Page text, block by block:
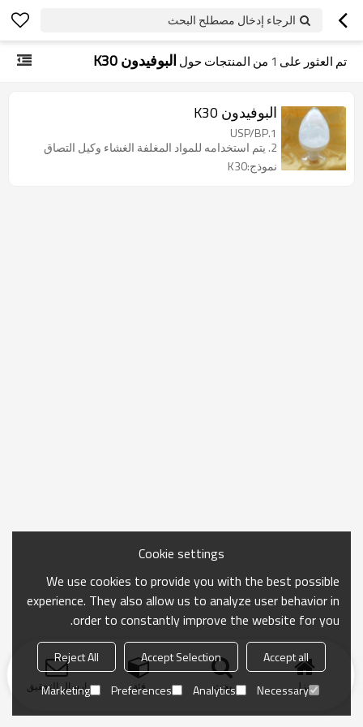
الرجاء إدخال مصطلح البحث
تم العثور على 1 من المنتجات حول البوفيدون K30
البوفيدون K30
1.USP/BP
2. يتم استخدامه للمواد المغلفة الغشاء وكيل التصاق
نموذج:K30
منزل بحث فئة ارسال التحقيق
Cookie settings
We use cookies to provide you with the best possible
experience. They also allow us to analyze user behavior in
order to constantly improve the website for you.
Accept all
Accept Selection
Reject All
Necessary
Analytics
Preferences
Marketing